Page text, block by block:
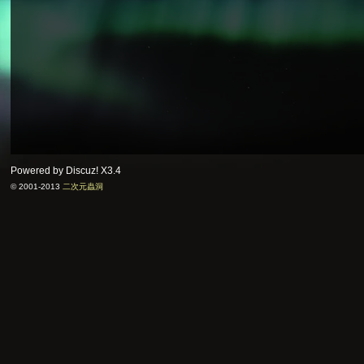
Powered by Discuz!X3.4
© 2001-2013 二次元蟲洞